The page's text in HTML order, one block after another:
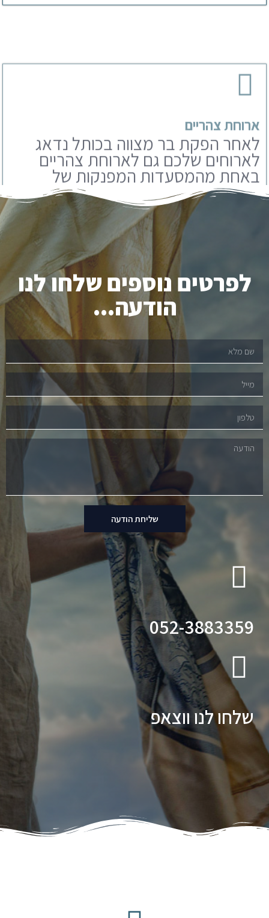
ארוחת צהריים
לאחר הפקת בר מצווה בכותל נדאג
לארוחים שלכם גם לארוחת צהריים
באחת מהמסעדות המפנקות של
ירושלים. אנו עובדים עם מבחר
מסעדות שתוכלו לבחור מבניהם.
לפרטים נוספים שלחו לנו
הודעה...
שליחת הודעה
052-3883359
שלחו לנו ווצאפ